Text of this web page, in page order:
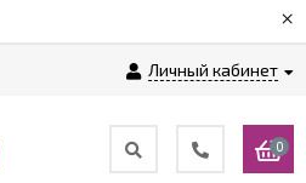
×
Личный кабинет
0